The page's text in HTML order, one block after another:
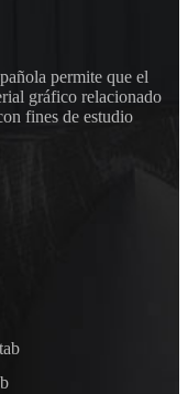
permite que el
gráfico relacionado
fines de estudio